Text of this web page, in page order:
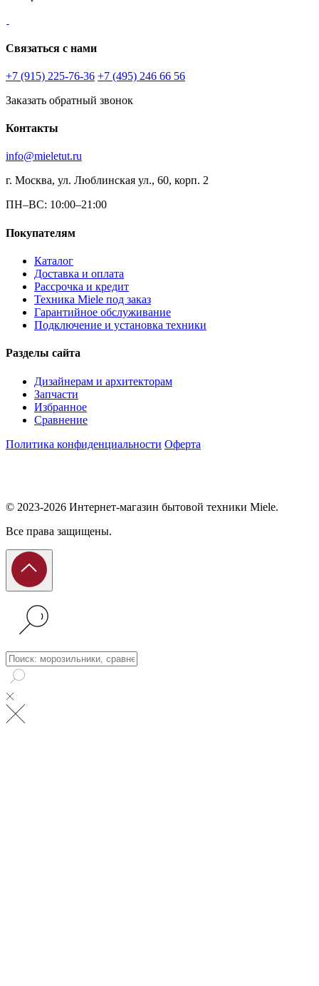
Связаться с нами
+7 (915) 225-76-36 +7 (495) 246 66 56
Заказать обратный звонок
Контакты
info@mieletut.ru
г. Москва, ул. Люблинская ул., 60, корп. 2
ПН–ВС: 10:00–21:00
Покупателям
Каталог
Доставка и оплата
Рассрочка и кредит
Техника Miele под заказ
Гарантийное обслуживание
Подключение и установка техники
Разделы сайта
Дизайнерам и архитекторам
Запчасти
Избранное
Сравнение
Политика конфиденциальности Оферта
© 2023-2026 Интернет-магазин бытовой техники Miele.
Все права защищены.
Поиск: